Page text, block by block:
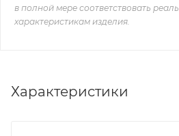
в полной мере соответствовать
характеристикам изделия.
Характеристики